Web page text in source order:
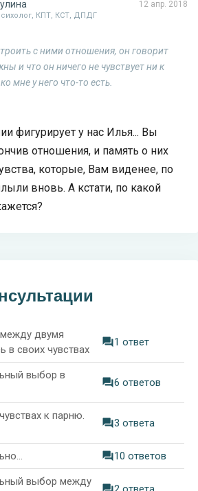
12 апр. 2018
КПТ, КСТ, ДПДГ
с ними отношения, он говорит
и что он ничего не чувствует ни к
мне у него что-то есть.
фигурирует у нас Илья... Вы
отношения, и память о них
которые, Вам виденее, по
вновь. А кстати, по какой
двумя
в своих чувствах
1 ответ
выбор в
6 ответов
к парню.
3 ответа
10 ответов
выбор между